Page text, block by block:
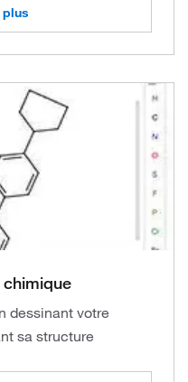
plus
dessinant votre
sa structure